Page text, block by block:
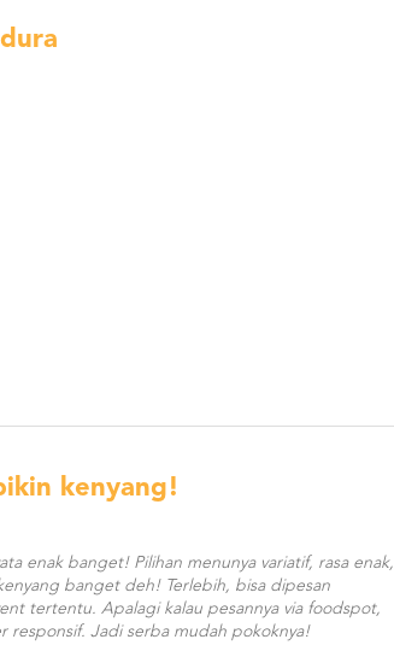
kenyang!
enak banget! Pilihan menunya variatif, rasa enak,
banget deh! Terlebih, bisa dipesan
tertentu. Apalagi kalau pesannya via foodspot,
responsif. Jadi serba mudah pokoknya!